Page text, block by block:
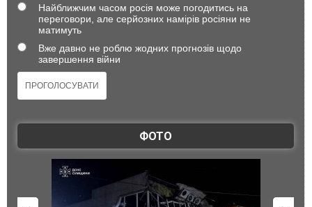
Найближчим часом росія може погодитись на
переговори, але серйозних намірів росіяни не
матимуть
Вже давно не роблю жодних прогнозів щодо
завершення війни
ФОТО